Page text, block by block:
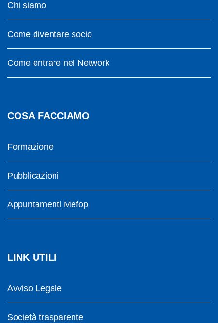
Chi siamo
Come diventare socio
Come entrare nel Network
COSA FACCIAMO
Formazione
Pubblicazioni
Appuntamenti Mefop
LINK UTILI
Avviso Legale
Società trasparente